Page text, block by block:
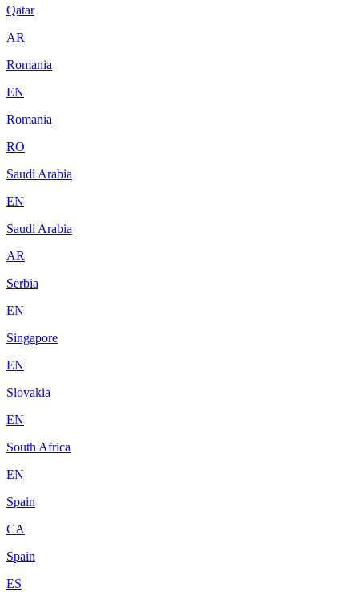
Qatar
AR
Romania
EN
Romania
RO
Saudi Arabia
EN
Saudi Arabia
AR
Serbia
EN
Singapore
EN
Slovakia
EN
South Africa
EN
Spain
CA
Spain
ES